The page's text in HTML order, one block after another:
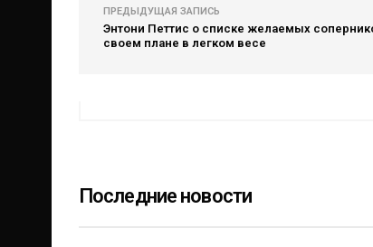
ПРЕДЫДУЩАЯ ЗАПИСЬ
Энтони Петтис о списке желаемых
своем плане в легком весе
Последние новости